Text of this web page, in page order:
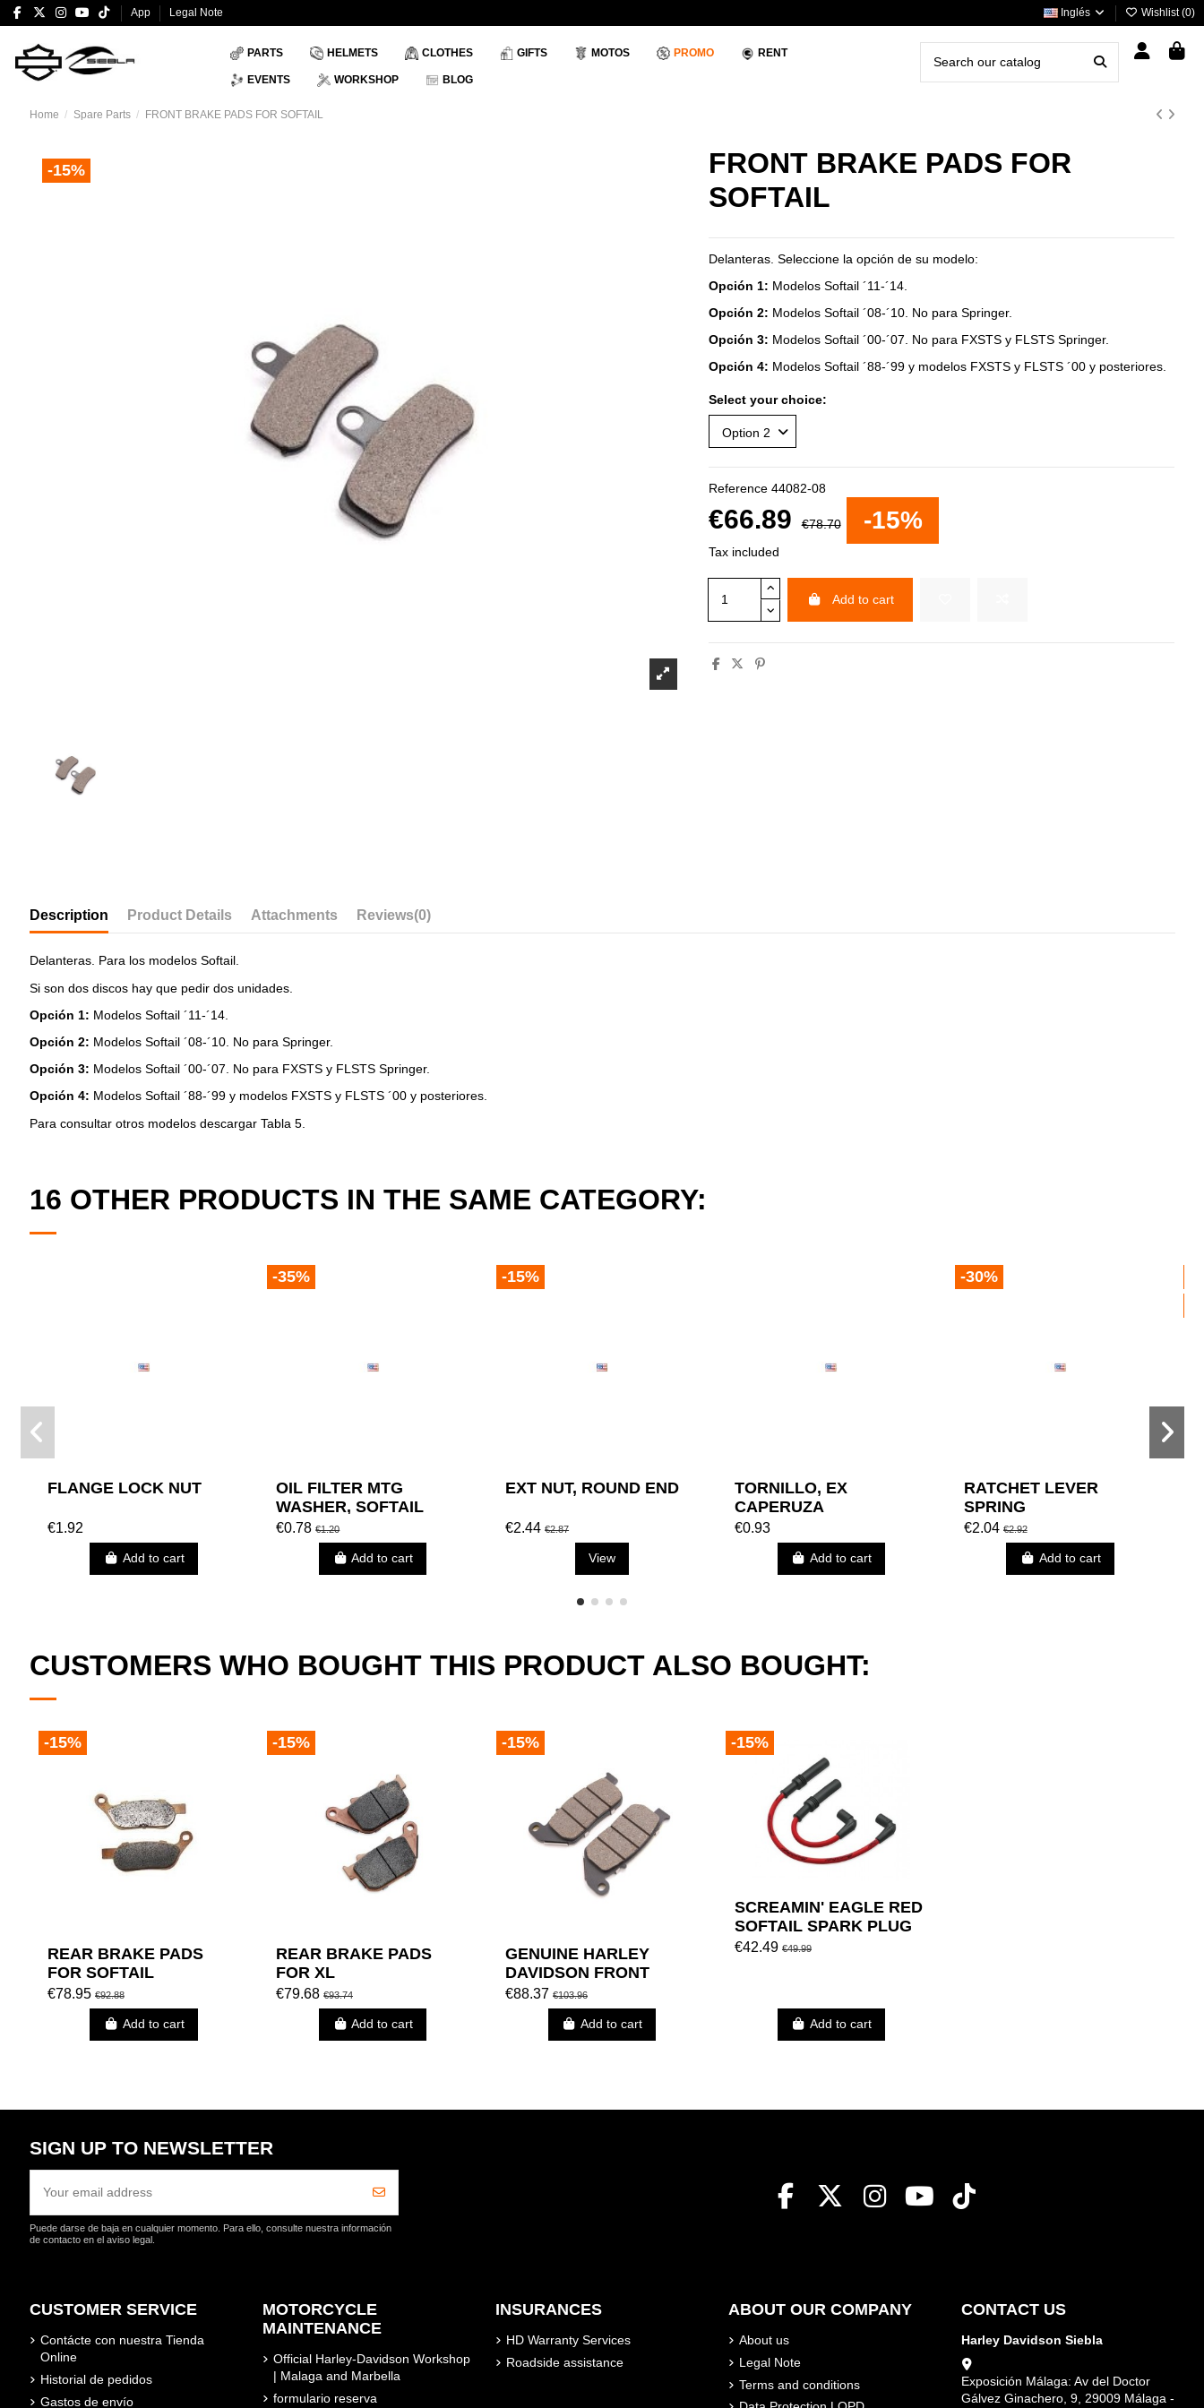
App Legal Note Inglés Wishlist (0)
PARTS HELMETS CLOTHES GIFTS MOTOS PROMO RENT
EVENTS WORKSHOP BLOG
Home Spare Parts FRONT BRAKE PADS FOR SOFTAIL
-15%
FRONT BRAKE PADS FOR
SOFTAIL
Delanteras. Seleccione la opción de su modelo:
Opción 1: Modelos Softail ´11-´14.
Opción 2: Modelos Softail´08-´10. No para Springer.
Opción 3: Modelos Softail´00-´07. No para FXSTS y FLSTS Springer.
Opción 4: Modelos Softail ´88-´99 y modelos FXSTS y FLSTS ´00 y posteriores.
Select your choice:
Reference 44082-08
€66.89 €78.70 -15%
Tax included
Add to cart
Description Product Details Attachments Reviews(0)
Delanteras. Para los modelos Softail.
Si son dos discos hay que pedir dos unidades.
Opción 1: Modelos Softail ´11-´14.
Opción 2: Modelos Softail´08-´10. No para Springer.
Opción 3: Modelos Softail´00-´07. No para FXSTS y FLSTS Springer.
Opción 4: Modelos Softail ´88-´99 y modelos FXSTS y FLSTS ´00 y posteriores.
Para consultar otros modelos descargar Tabla 5.
16 OTHER PRODUCTS IN THE SAME CATEGORY:
FLANGE LOCK NUT
€1.92
Add to cart
-35%
OIL FILTER MTG
WASHER, SOFTAIL
€0.78€1.20
Add to cart
-15%
EXT NUT, ROUND END
€2.44€2.87
View
TORNILLO, EX
CAPERUZA
€0.93
Add to cart
-30%
RATCHET LEVER
SPRING
€2.04 €2.92
Add to cart
CUSTOMERS WHO BOUGHT THIS PRODUCT ALSO BOUGHT:
-15%
REAR BRAKE PADS
FOR SOFTAIL
€78.95 €92.88
Add to cart
-15%
REAR BRAKE PADS
FOR XL
€79.68€93.74
Add to cart
-15%
GENUINE HARLEY
DAVIDSON FRONT
BRAKE PADS SINCE
€88.37€103.96
Add to cart
-15%
SCREAMIN' EAGLE RED
SOFTAIL SPARK PLUG
WIRES SOFTAIL 08-16
€42.49 €49.99
Add to cart
SIGN UP TO NEWSLETTER
Puede darse de baja en cualquier momento. Para ello, consulte nuestra información
de contacto en el aviso legal.
CUSTOMER SERVICE
Contácte con nuestra Tienda
Online
Historial de pedidos
Gastos de envío
MOTORCYCLE
MAINTENANCE
Official Harley-Davidson Workshop
| Malaga and Marbella
formulario reserva
INSURANCES
HD Warranty Services
Roadside assistance
ABOUT OUR COMPANY
About us
Legal Note
Terms and conditions
CONTACT US
Harley Davidson Siebla
Exposición Málaga: Av del Doctor
Gálvez Ginachero, 9, 29009 Málaga -